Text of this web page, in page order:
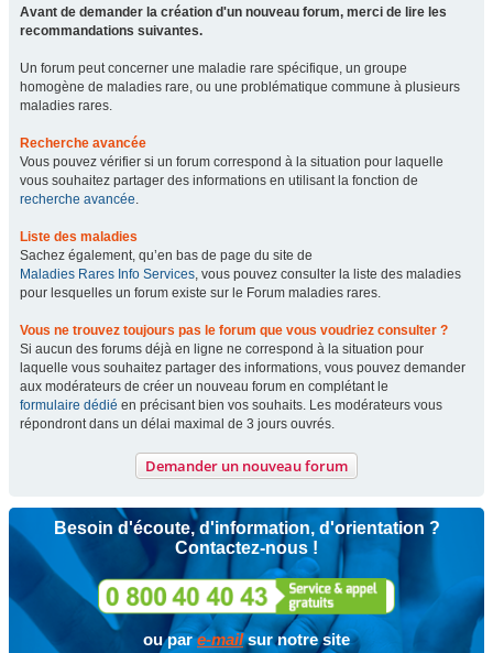
Avant de demander la création d'un nouveau forum, merci de lire les
recommandations suivantes.
Un forum peut concerner une maladie rare spécifique, un groupe
homogène de maladies rare, ou une problématique commune à plusieurs
maladies rares.
Recherche avancée
Vous pouvez vérifier si un forum correspond à la situation pour laquelle
vous souhaitez partager des informations en utilisant la fonction de
recherche avancée.
Liste des maladies
Sachez également, qu’en bas de page du site de
Maladies Rares Info Services, vous pouvez consulter la liste des maladies
pour lesquelles un forum existe sur le Forum maladies rares.
Vous ne trouvez toujours pas le forum que vous voudriez consulter ?
Si aucun des forums déjà en ligne ne correspond à la situation pour
laquelle vous souhaitez partager des informations, vous pouvez demander
aux modérateurs de créer un nouveau forum en complétant le
formulaire dédié en précisant bien vos souhaits. Les modérateurs vous
répondront dans un délai maximal de 3 jours ouvrés.
Demander un nouveau forum
Besoin d'écoute, d'information, d'orientation ?
Contactez-nous !
ou pare-mailsur notre site